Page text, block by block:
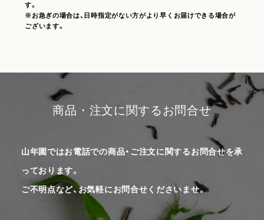
す。
※お急ぎの場合は、日時指定がない方がより早くお届けできる場合が
ございます。
商品・注文に関するお問合せ
山年園ではお電話での商品・ご注文に関するお問合せを承
っております。
ご不明点など、お気軽にお問合せくださいませ。